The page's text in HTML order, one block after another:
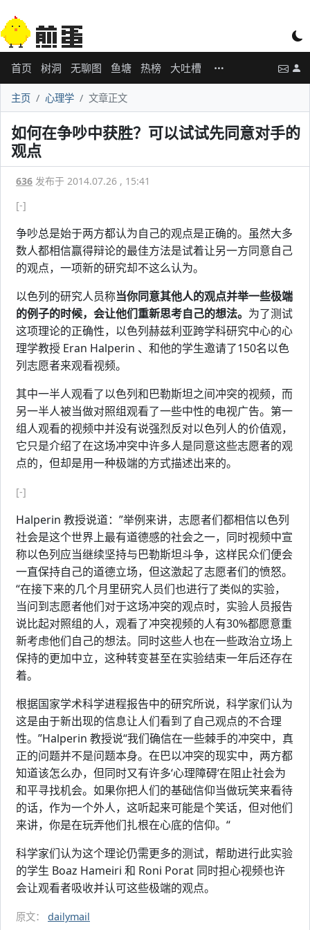
首页 树洞 无聊图 鱼塘 热榜 大吐槽
主页 心理学 文章正文
如何在争吵中获胜？可以试试先同意对手的
观点
636 发布于 2014.07.26 , 15:41
[-]
争吵总是始于两方都认为自己的观点是正确的。虽然大多
数人都相信赢得辩论的最佳方法是试着让另一方同意自己
的观点，一项新的研究却不这么认为。
以色列的研究人员称当你同意其他人的观点并举一些极端
的例子的时候，会让他们重新思考自己的想法。 为了测试
这项理论的正确性，以色列赫兹利亚跨学科研究中心的心
理学教授 Eran Halperin 、和他的学生邀请了150名以色
列志愿者来观看视频。
其中一半人观看了以色列和巴勒斯坦之间冲突的视频，而
另一半人被当做对照组观看了一些中性的电视广告。第一
组人观看的视频中并没有说强烈反对以色列人的价值观，
它只是介绍了在这场冲突中许多人是同意这些志愿者的观
点的，但却是用一种极端的方式描述出来的。
[-]
Halperin 教授说道：”举例来讲，志愿者们都相信以色列
社会是这个世界上最有道德感的社会之一，同时视频中宣
称以色列应当继续坚持与巴勒斯坦斗争，这样民众们便会
一直保持自己的道德立场，但这激起了志愿者们的愤怒。
“在接下来的几个月里研究人员们也进行了类似的实验，
当问到志愿者他们对于这场冲突的观点时，实验人员报告
说比起对照组的人，观看了冲突视频的人有30%都愿意重
新考虑他们自己的想法。同时这些人也在一些政治立场上
保持的更加中立，这种转变甚至在实验结束一年后还存在
着。
根据国家学术科学进程报告中的研究所说，科学家们认为
这是由于新出现的信息让人们看到了自己观点的不合理
性。”Halperin 教授说“我们确信在一些棘手的冲突中，真
正的问题并不是问题本身。在巴以冲突的现实中，两方都
知道该怎么办，但同时又有许多‘心理障碍‘在阻止社会为
和平寻找机会。如果你把人们的基础信仰当做玩笑来看待
的话，作为一个外人，这听起来可能是个笑话，但对他们
来讲，你是在玩弄他们扎根在心底的信仰。“
科学家们认为这个理论仍需更多的测试，帮助进行此实验
的学生 Boaz Hameiri 和 Roni Porat 同时担心视频也许
会让观看者吸收并认可这些极端的观点。
原文： dailymail